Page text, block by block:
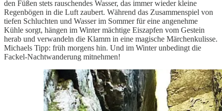
den Füßen stets rauschendes Wasser, das immer wieder kleine
Regenbögen in die Luft zaubert. Während das Zusammenspiel von
tiefen Schluchten und Wasser im Sommer für eine angenehme
Kühle sorgt, hängen im Winter mächtige Eiszapfen vom Gestein
herab und verwandeln die Klamm in eine magische Märchenkulisse.
Michaels Tipp: früh morgens hin. Und im Winter unbedingt die
Fackel-Nachtwanderung mitnehmen!